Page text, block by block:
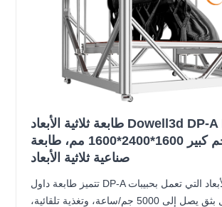
طابعة ثلاثية الأبعاد Dowell3d DP-A FGF
حبيبات، حجم كبير 1600*2400*1600 مم، طابعة
صناعية ثلاثية الأبعاد
تتميز طابعة داول DP-A ثلاثية الأبعاد التي تعمل بحبيبات
البلاستيك بمعدل بثق يصل إلى 5000 جم/ساعة، وتغذية تلقائية،